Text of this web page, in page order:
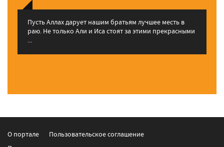
Пусть Аллах дарует нашим братьям лучшее месть в
раю. Не только Али и Иса стоят за этими прекрасными
...
О портале
Пользовательское соглашение